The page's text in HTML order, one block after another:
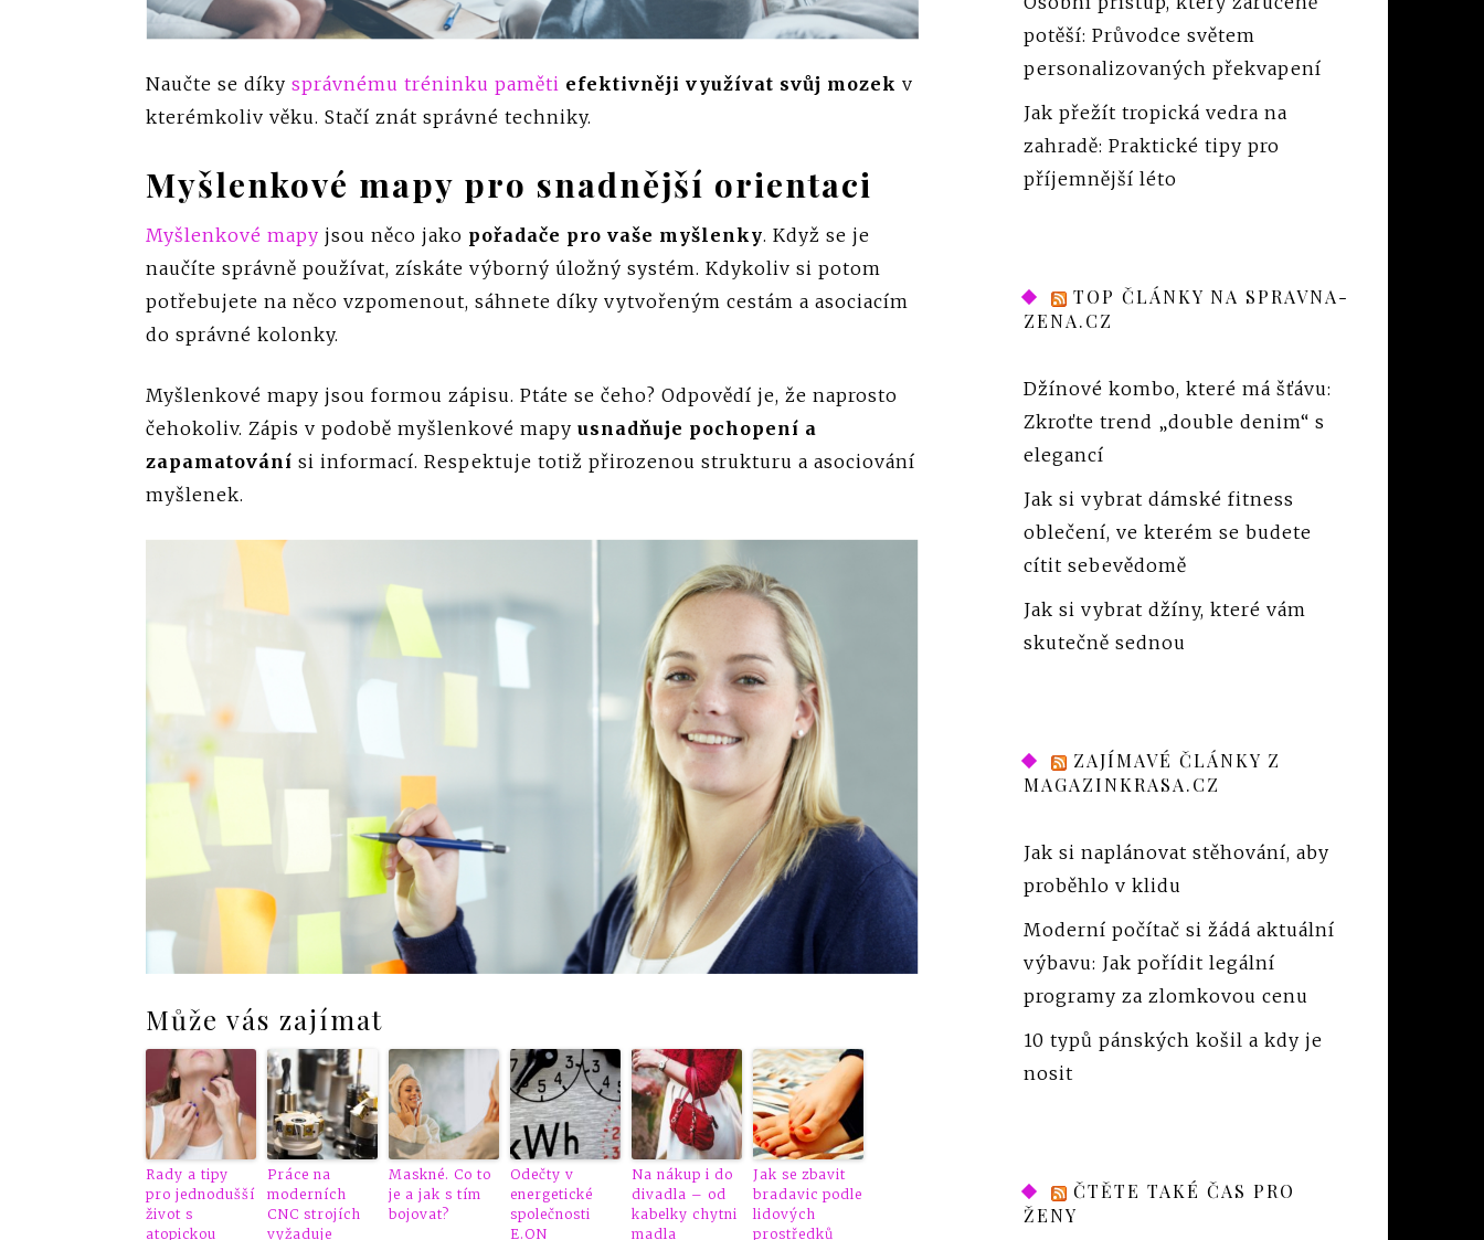
Naučte se díky správnému tréninku paměti efektivněji využívat svůj mozek v
kterémkoliv věku. Stačí znát správné techniky.
Myšlenkové mapy pro snadnější orientaci
Myšlenkové mapy jsou něco jako pořadače pro vaše myšlenky. Když se je
naučíte správně používat, získáte výborný úložný systém. Kdykoliv si potom
potřebujete na něco vzpomenout, sáhnete díky vytvořeným cestám a asociacím
do správné kolonky.
Myšlenkové mapy jsou formou zápisu. Ptáte se čeho? Odpovědí je, že naprosto
čehokoliv. Zápis v podobě myšlenkové mapy usnadňuje pochopení a
zapamatování si informací. Respektuje totiž přirozenou strukturu a asociování
myšlenek.
Může vás zajímat
Rady a tipy
pro jednodušší
život s
atopickou
Práce na
moderních
CNC strojích
vyžaduje
Maskné. Co to
je a jak s tím
bojovat?
Odečty v
energetické
společnosti
E.ON
Na nákup i do
divadla – od
kabelky chytni
madla
Jak se zbavit
bradavic podle
lidových
prostředků
potěší: Průvodce světem
personalizovaných překvapení
Jak přežít tropická vedra na
zahradě: Praktické tipy pro
příjemnější léto
TOP ČLÁNKY NA SPRAVNA-
ZENA.CZ
Džínové kombo, které má šťávu:
Zkroťte trend „double denim“ s
elegancí
Jak si vybrat dámské fitness
oblečení, ve kterém se budete
cítit sebevědomě
Jak si vybrat džíny, které vám
skutečně sednou
ZAJÍMAVÉ ČLÁNKY Z
MAGAZINKRASA.CZ
Jak si naplánovat stěhování, aby
proběhlo v klidu
Moderní počítač si žádá aktuální
výbavu: Jak pořídit legální
programy za zlomkovou cenu
10 typů pánských košil a kdy je
nosit
ČTĚTE TAKÉ ČAS PRO
ŽENY